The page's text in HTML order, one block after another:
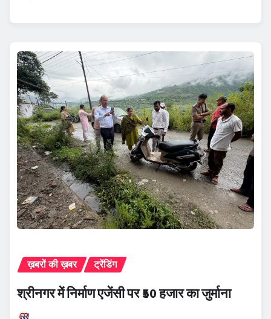
ख़बरों की ख़बर ट्रेंडिंग
श्रीनगर में निर्माण एजेंसी पर ₹50 हजार का जुर्माना